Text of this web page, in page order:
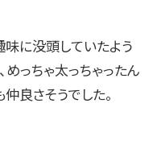
に没頭していたよう
めっちゃ太っちゃったん
良さそうでした。